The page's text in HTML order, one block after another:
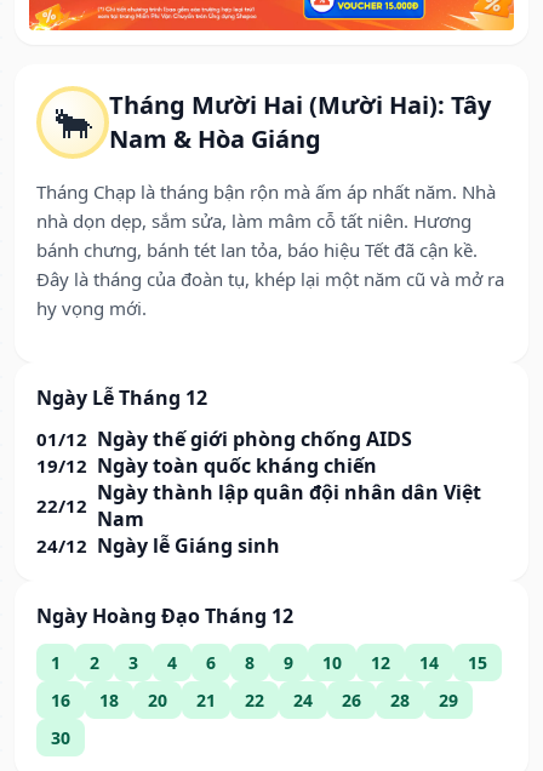
🐂 Tháng Mười Hai (Mười Hai): Tây
Nam & Hòa Giáng
Tháng Chạp là tháng bận rộn mà ấm áp nhất năm. Nhà
nhà dọn dẹp, sắm sửa, làm mâm cỗ tất niên. Hương
bánh chưng, bánh tét lan tỏa, báo hiệu Tết đã cận kề.
Đây là tháng của đoàn tụ, khép lại một năm cũ và mở ra
hy vọng mới.
Ngày Lễ Tháng 12
01/12 Ngày thế giới phòng chống AIDS
19/12 Ngày toàn quốc kháng chiến
22/12 Ngày thành lập quân đội nhân dân Việt
Nam
24/12 Ngày lễ Giáng sinh
Ngày Hoàng Đạo Tháng 12
1 2 3 4 6 8 9 10 12 14
15
16
18 20 21 22 24 26 28
29
30